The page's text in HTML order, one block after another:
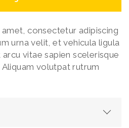
consectetur adipiscing
urna velit, et vehicula ligula
vitae sapien scelerisque
volutpat rutrum